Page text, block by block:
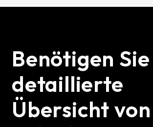
Benötigen
detaillierte
Übersicht von